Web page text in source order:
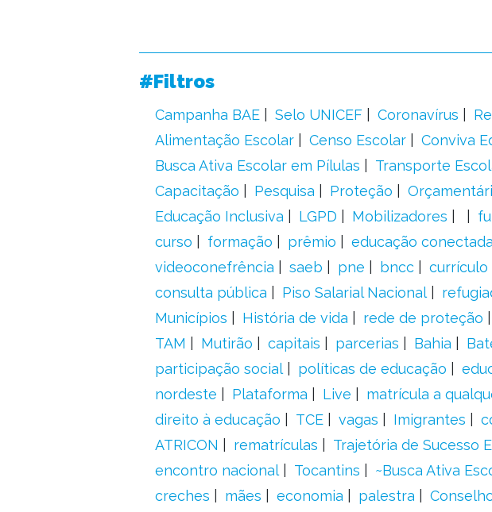
#Filtros
Campanha BAE Selo UNICEF Coronavírus
Alimentação Escolar
Censo Escolar Conviva
Busca Ativa Escolar em Pílulas
Transporte
Capacitação
Pesquisa Proteção
Educação Inclusiva
LGPD Mobilizadores
curso
formação prêmio educação conectada
videoconefrência
saeb pne bncc currículo
consulta pública
Piso Salarial Nacional
Municípios
História de vida rede de proteção
TAM
Mutirão capitais parcerias Bahia
participação social
políticas de educação
nordeste
Plataforma Live matrícula a
direito à educação
TCE vagas Imigrantes
ATRICON
rematrículas Trajetória de Sucesso
encontro nacional
Tocantins ~Busca Ativa
creches
mães economia palestra